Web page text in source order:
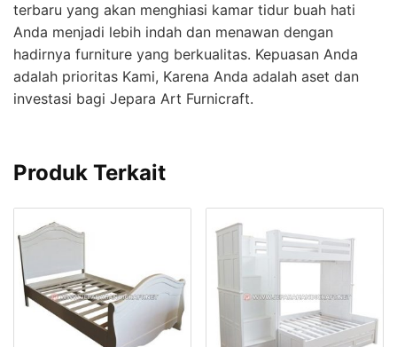
terbaru yang akan menghiasi kamar tidur buah hati
Anda menjadi lebih indah dan menawan dengan
hadirnya furniture yang berkualitas. Kepuasan Anda
adalah prioritas Kami, Karena Anda adalah aset dan
investasi bagi Jepara Art Furnicraft.
Produk Terkait